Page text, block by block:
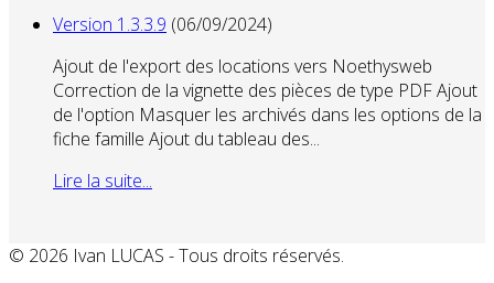
Version 1.3.3.9 (06/09/2024)
Ajout de l'export des locations vers Noethysweb
Correction de la vignette des pièces de type PDF Ajout
de l'option Masquer les archivés dans les options de la
fiche famille Ajout du tableau des...
Lire la suite...
© 2026 Ivan LUCAS - Tous droits réservés.